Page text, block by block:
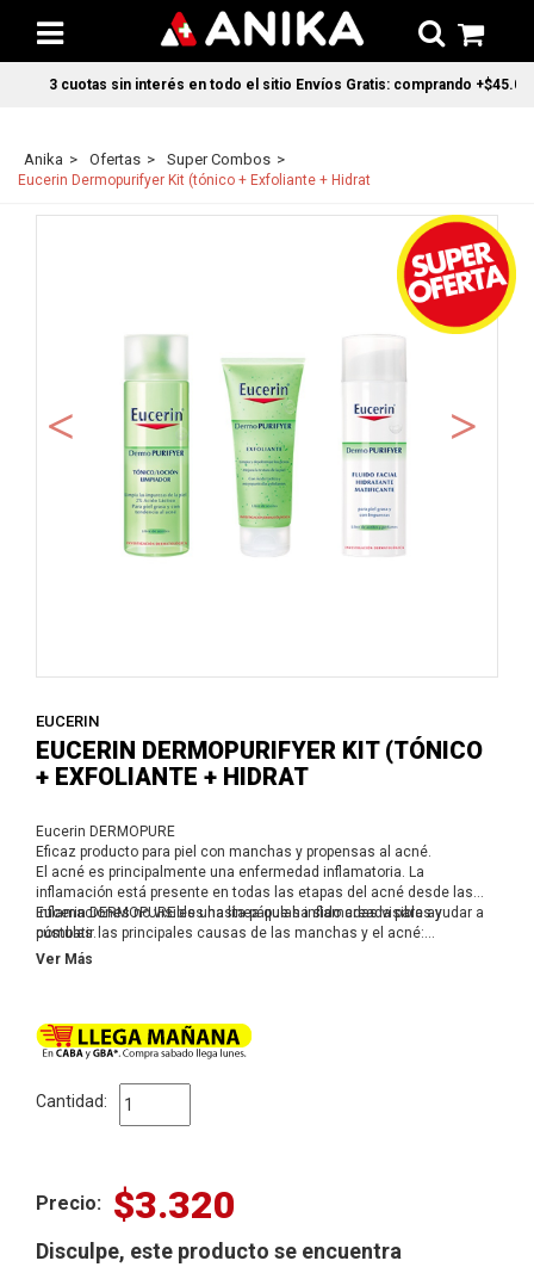
3 cuotas sin interés en todo el sitio Envíos Gratis: comprando +$45.000
Anika Ofertas Super Combos
Eucerin Dermopurifyer Kit (tónico + Exfoliante + Hidrat
EUCERIN
EUCERIN DERMOPURIFYER KIT (TÓNICO
+ EXFOLIANTE + HIDRAT
Eucerin DERMOPURE
Eficaz producto para piel con manchas y propensas al acné.
El acné es principalmente una enfermedad inflamatoria. La
inflamación está presente en todas las etapas del acné desde las
inflamaciones no visibles hasta pápulas inflamadas visibles y
pústulas.
Eucerin DERMOPURE es una línea que ha sido creada para ayudar a
combatir las principales causas de las manchas y el acné:
-Exceso de producción de sebo, también conocida como seborrea
Ver Más
Cantidad:
Precio: $3.320
Disculpe, este producto se encuentra